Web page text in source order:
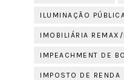
ILUMINAÇÃO
IMOBILIÁRIA REMAX/
IMPEACHMENT DE
IMPOSTO DE RENDA